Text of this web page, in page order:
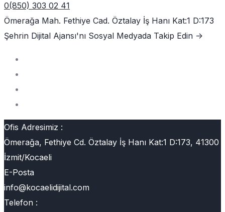
0(850) 303 02 41
Ömerağa Mah. Fethiye Cad. Öztalay İş Hanı Kat:1 D:173
Şehrin Dijital Ajansı'nı Sosyal Medyada Takip Edin ->
Ofis Adresimiz :
Ömerağa, Fethiye Cd. Öztalay İş Hanı Kat:1 D:173, 41300
İzmit/Kocaeli
E-Posta
info@kocaelidijital.com
Telefon :